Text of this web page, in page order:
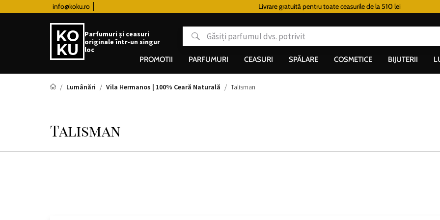
info@koku.ro Livrare gratuită pentru toate ceasurile de la 510 lei
Parfumuri și ceasuri
originale într-un singur
loc
PROMOTII PARFUMURI CEASURI SPĂLARE COSMETICE BIJUTERII
Lumânări Vila Hermanos | 100% Ceară Naturală Talisman
Talisman